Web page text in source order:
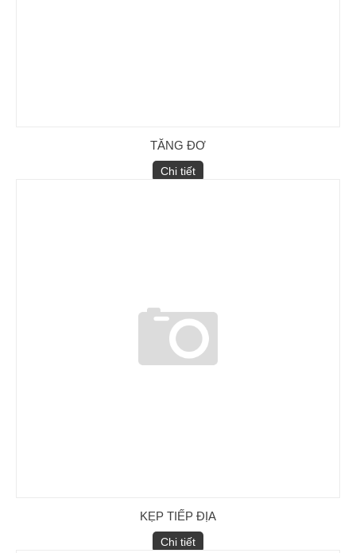
TĂNG ĐƠ
Chi tiết
KẸP TIẾP ĐỊA
Chi tiết